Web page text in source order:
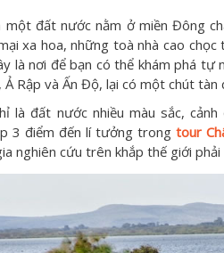
một đất nước nằm ở miền Đông
xa hoa, những toà nhà cao
là nơi để bạn có thể khám phá tự
Ả Rập và Ấn Độ, lại có một chút tàn
là đất nước nhiều màu sắc,
3 điểm đến lí tưởng trongtour
nghiên cứu trên khắp thế giới